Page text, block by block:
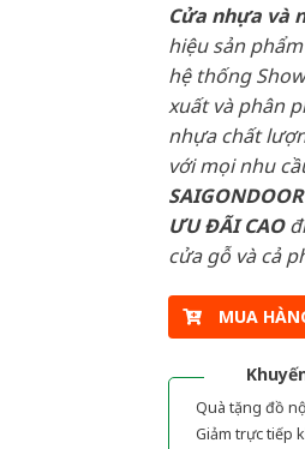
Cửa nhựa và
hiệu sản
hệ thống
xuất và phân
nhựa chất
với mọi nhu
SAIGONDOOR
ƯU ĐÃI CAO
cửa gỗ và cả
MUA
Quà tặng đồ
Giảm trực tiếp